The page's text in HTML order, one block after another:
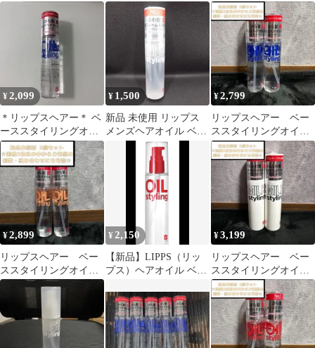
の香り ベーススタイリ
イ
¥2,099
＊リップスヘアー＊ ベ
ーススタイリングオイ
ル ダメージ 100ml
¥ 1,500
新品 未使用 リップス
メンズヘアオイル ベー
ススタイリングミスト
¥2,799
リップスヘアー ベー
ススタイリングオイル
（青）ダメージ 100ml
2本セット
¥2,899
リップスヘアー ベー
ススタイリングオイル
キンモクセイ 2本セッ
¥ 2,150
【新品】LIPPS（リッ
プス）ヘアオイル ベー
100ml
¥3,199
リップスヘアー ベー
ススタイリングオイル
ミルク95ml 2本セット